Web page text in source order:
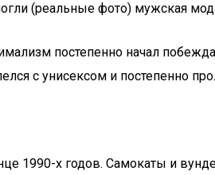
(реальные фото) мужская
постепенно начал
с унисексом и постепенно
1990-х годов. Самокаты и